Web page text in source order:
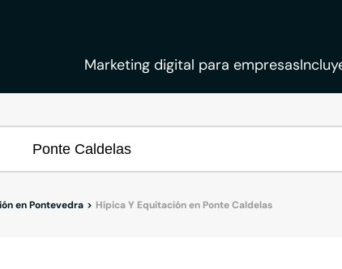
Marketing digital para empresas
en Pontevedra Hípica Y Equitación en Ponte Caldelas